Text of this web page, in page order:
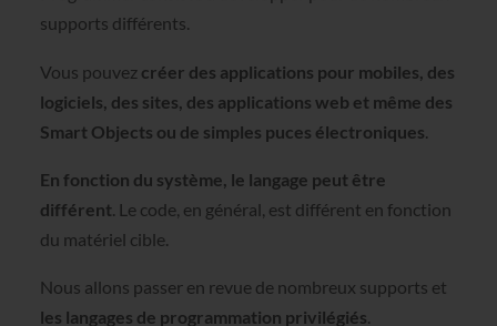
supports différents.
Vous pouvez créer des applications pour mobiles, des
logiciels, des sites, des applications web et même des
Smart Objects ou de simples puces électroniques
En fonction du système, le langage peut être
différent . Le code, en général, est différent en fonction
du matériel cible.
Nous allons passer en revue de nombreux supports et
les langages de programmation privilégiés.